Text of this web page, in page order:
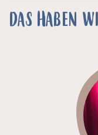
DAS HABEN